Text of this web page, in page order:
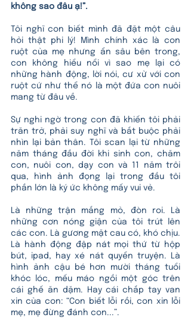
không sao đâu ạ!”.
Tôi nghĩ con biết mình đã đặt một câu
hỏi thật phi lý! Mình chính xác là con
ruột của mẹ nhưng ẩn sâu bên trong,
con không hiểu nổi vì sao mẹ lại có
những hành động, lời nói, cư xử với con
ruột cứ như thể nó là một đứa con nuôi
mang từ đâu về.
Sự nghi ngờ trong con đã khiến tôi phải
trăn trở, phải suy nghĩ và bắt buộc phải
nhìn lại bản thân. Tôi scan lại từ những
năm tháng đầu đời khi sinh con, chăm
con, nuôi con, dạy con và 11 năm trôi
qua, hình ảnh đọng lại trong đầu tôi
phần lớn là ký ức không mấy vui vẻ.
Là những trận mắng mỏ, đòn roi. Là
những cơn nóng giận của tôi trút lên
các con. Là gương mặt cau có, khó chịu.
Là hành động đập nát mọi thứ từ hộp
bút, ipad, hay xé nát quyển truyện. Là
hình ảnh cậu bé hơn mười tháng tuổi
khóc lóc, mếu máo ngồi một góc trên
cái ghế ăn dặm. Hay cái chắp tay van
xin của con: “Con biết lỗi rồi, con xin lỗi
mẹ, mẹ đừng đánh con...”.